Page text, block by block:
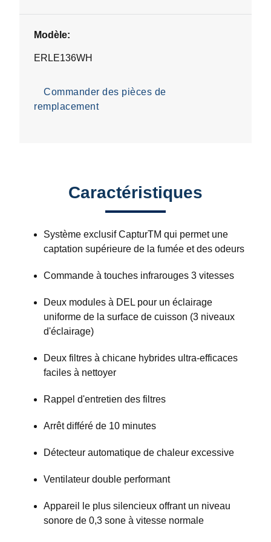
Modèle:
ERLE136WH
Commander des pièces de
remplacement
Caractéristiques
Système exclusif CapturTM qui permet une
captation supérieure de la fumée et des odeurs
Commande à touches infrarouges 3 vitesses
Deux modules à DEL pour un éclairage
uniforme de la surface de cuisson (3 niveaux
d'éclairage)
Deux filtres à chicane hybrides ultra-efficaces
faciles à nettoyer
Rappel d'entretien des filtres
Arrêt différé de 10 minutes
Détecteur automatique de chaleur excessive
Ventilateur double performant
Appareil le plus silencieux offrant un niveau
sonore de 0,3 sone à vitesse normale